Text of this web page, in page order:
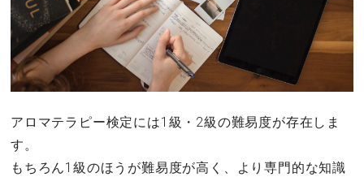
アロマテラピー検定には1級・2級の難易度が存在しま
す。
もちろん1級のほうが難易度が高く、より専門的な知識